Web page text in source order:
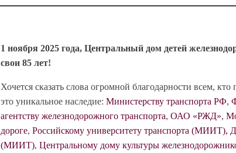
1 ноября 2025 года, Центральный дом детей
свои 85 лет!
Хочется сказать слова огромной благодарности всем, кто
это уникальное наследие:Министерству транспорта РФ,
агентству железнодорожного транспорта,ОАО «РЖД»,
дороге,Российскому университету транспорта (МИИТ),
(МИИТ),Центральному дому культуры